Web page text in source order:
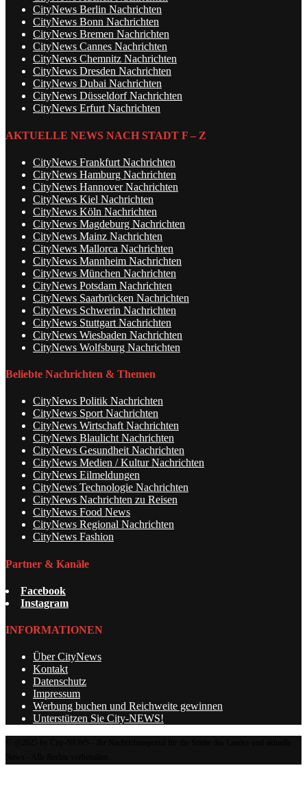
CityNews Berlin Nachrichten
CityNews Bonn Nachrichten
CityNews Bremen Nachrichten
CityNews Cannes Nachrichten
CityNews Chemnitz Nachrichten
CityNews Dresden Nachrichten
CityNews Dubai Nachrichten
CityNews Düsseldorf Nachrichten
CityNews Erfurt Nachrichten
AKTUELLE NEWS NACH STADT F – Z
CityNews Frankfurt Nachrichten
CityNews Hamburg Nachrichten
CityNews Hannover Nachrichten
CityNews Kiel Nachrichten
CityNews Köln Nachrichten
CityNews Magdeburg Nachrichten
CityNews Mainz Nachrichten
CityNews Mallorca Nachrichten
CityNews Mannheim Nachrichten
CityNews München Nachrichten
CityNews Potsdam Nachrichten
CityNews Saarbrücken Nachrichten
CityNews Schwerin Nachrichten
CityNews Stuttgart Nachrichten
CityNews Wiesbaden Nachrichten
CityNews Wolfsburg Nachrichten
Beliebte Nachrichten & Themen
CityNews Politik Nachrichten
CityNews Sport Nachrichten
CityNews Wirtschaft Nachrichten
CityNews Blaulicht Nachrichten
CityNews Gesundheit Nachrichten
CityNews Medien / Kultur Nachrichten
CityNews Eilmeldungen
CityNews Technologie Nachrichten
CityNews Nachrichten zu Reisen
CityNews Food News
CityNews Regional Nachrichten
CityNews Fashion
Partner & Kanäle
Facebook
Instagram
INFORMATIONEN
Über CityNews
Kontakt
Datenschutz
Impressum
Werbung buchen und Reichweite gewinnen
Unterstützen Sie City-NEWS!